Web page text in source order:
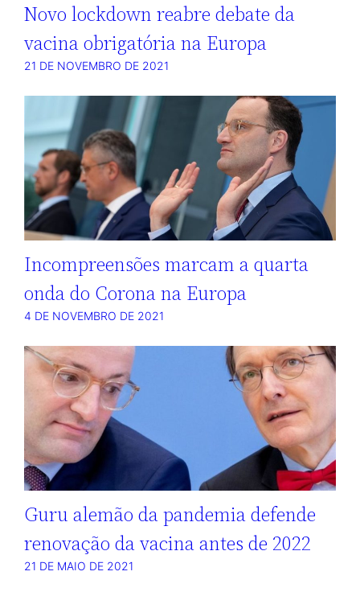
Novo lockdown reabre debate da
vacina obrigatória na Europa
21 DE NOVEMBRO DE 2021
Incompreensões marcam a quarta
onda do Corona na Europa
4 DE NOVEMBRO DE 2021
Guru alemão da pandemia defende
renovação da vacina antes de 2022
21 DE MAIO DE 2021